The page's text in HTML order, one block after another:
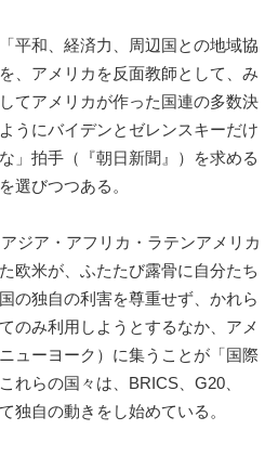
平和、経済力、周辺国との地域協
、アメリカを反面教師として、み
てアメリカが作った国連の多数決
うにバイデンとゼレンスキーだけ
」拍手（『朝日新聞』）を求める
選びつつある。
ジア・アフリカ・ラテンアメリカ
欧米が、ふたたび露骨に自分たち
の独自の利害を尊重せず、かれら
のみ利用しようとするなか、アメ
ューヨーク）に集うことが「国際
れらの国々は、BRICS、G20、
独自の動きをし始めている。